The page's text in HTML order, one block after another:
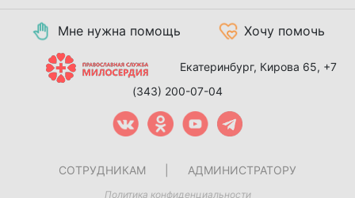
Мне нужна помощь Хочу помочь
Екатеринбург, Кирова 65, +7
(343) 200-07-04
СОТРУДНИКАМ АДМИНИСТРАТОРУ
Политика конфиденциальности